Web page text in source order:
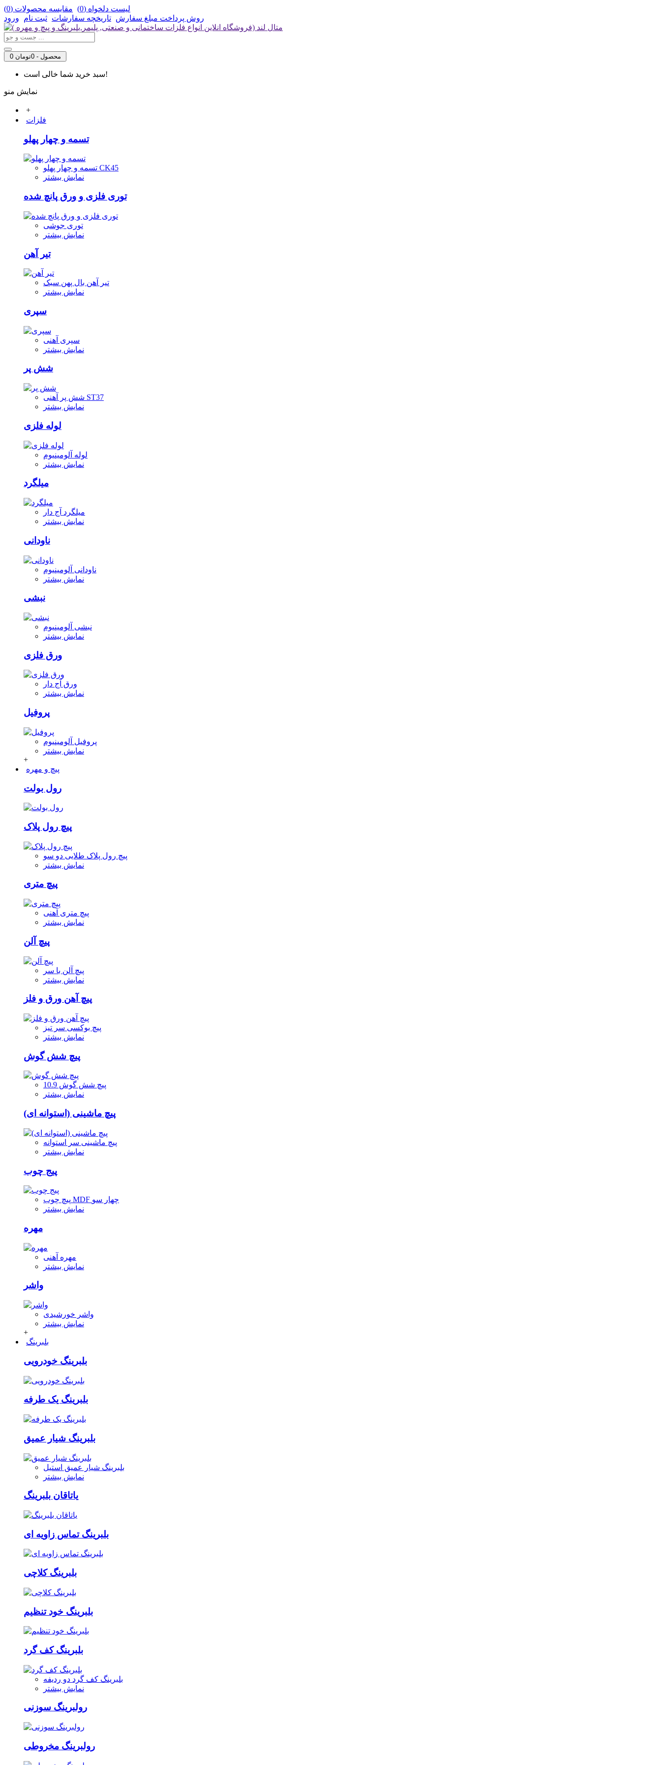
لیست دلخواه (0
) مقایسه محصولات (0
)
روش‌ پرداخت مبلغ سفارش تاریخچه سفارشات ثبت نام ورود
0 محصول - 0تومان
سبد خرید شما خالی است!
نمایش منو
+
فلزات
تسمه و چهار پهلو
تسمه و چهار پهلو CK45
نمایش بیشتر
توری فلزی و ورق پانچ شده
توری جوشی
نمایش بیشتر
تیر آهن
تیر آهن بال پهن سبک
نمایش بیشتر
سپری
سپری آهنی
نمایش بیشتر
شش پر
شش پر آهنی ST37
نمایش بیشتر
لوله فلزی
لوله آلومینیوم
نمایش بیشتر
میلگرد
میلگرد آج دار
نمایش بیشتر
ناودانی
ناودانی آلومینیوم
نمایش بیشتر
نبشی
نبشی آلومینیوم
نمایش بیشتر
ورق فلزی
ورق آج دار
نمایش بیشتر
پروفیل
پروفیل آلومینیوم
نمایش بیشتر
+
پیچ و مهره
رول بولت
پیچ رول پلاک
پیچ رول پلاک طلایی دو سو
نمایش بیشتر
پیچ متری
پیچ متری آهنی
نمایش بیشتر
پیچ آلن
پیچ آلن با سر
نمایش بیشتر
پیچ آهن ورق و فلز
پیچ بوکسی سر تیز
نمایش بیشتر
پیچ شش گوش
پیچ شش گوش 10.9
نمایش بیشتر
پیچ ماشینی (استوانه ای)
پیچ ماشینی سر استوانه
نمایش بیشتر
پیج چوب
پیچ چوب MDF چهار سو
نمایش بیشتر
مهره
مهره آهنی
نمایش بیشتر
واشر
واشر خورشیدی
نمایش بیشتر
+
بلبرینگ
بلبرینگ خودرویی
بلبرینگ یک طرفه
بلبرینگ شیار عمیق
بلبرینگ شیار عمیق استیل
نمایش بیشتر
یاتاقان بلبرینگ
بلبرینگ تماس زاویه ای
بلبرینگ کلاچی
بلبرینگ خود تنظیم
بلبرینگ کف گرد
بلبرینگ کف گرد دو ردیفه
نمایش بیشتر
رولبرینگ سوزنی
رولبرینگ مخروطی